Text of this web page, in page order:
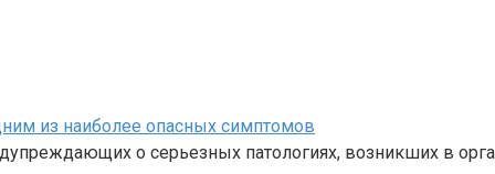
из наиболее опасных симптомов
о серьезных патологиях, возникших в